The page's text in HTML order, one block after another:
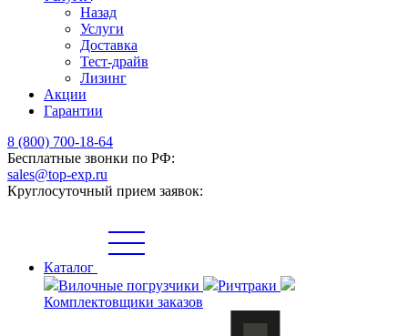
Назад
Услуги
Доставка
Тест-драйв
Лизинг
Акции
Гарантии
8 (800) 700-18-64
Бесплатные звонки по РФ:
sales@top-exp.ru
Круглосуточный прием заявок:
Каталог
Вилочные погрузчики
Ричтраки
Комплектовщики заказов